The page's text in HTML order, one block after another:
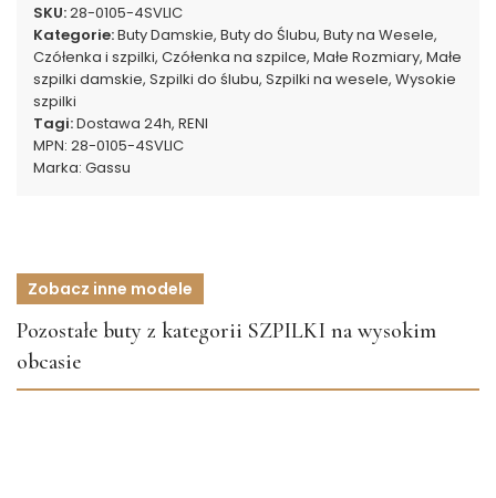
SKU:28-0105-4SVLIC
Kategorie:Buty Damskie, Buty do Ślubu, Buty na Wesele,
Czółenka i szpilki, Czółenka na szpilce, Małe Rozmiary, Małe
szpilki damskie, Szpilki do ślubu, Szpilki na wesele, Wysokie
szpilki
Tagi:Dostawa 24h, RENI
MPN: 28-0105-4SVLIC
Marka: Gassu
Zobacz inne modele
Pozostałe buty z kategorii SZPILKI na wysokim
obcasie